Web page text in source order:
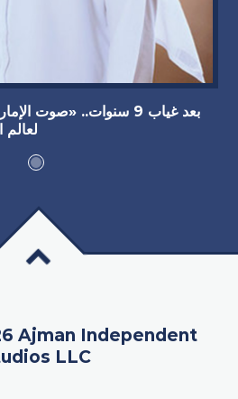
بعد غياب 9 سنوات.. «صوت
لعالم
Ajman Independent
LLC